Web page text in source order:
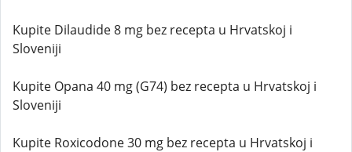
Kupite Dilaudide 8 mg bez recepta u Hrvatskoj i
Sloveniji
Kupite Opana 40 mg (G74) bez recepta u Hrvatskoj i
Sloveniji
Kupite Roxicodone 30 mg bez recepta u Hrvatskoj i